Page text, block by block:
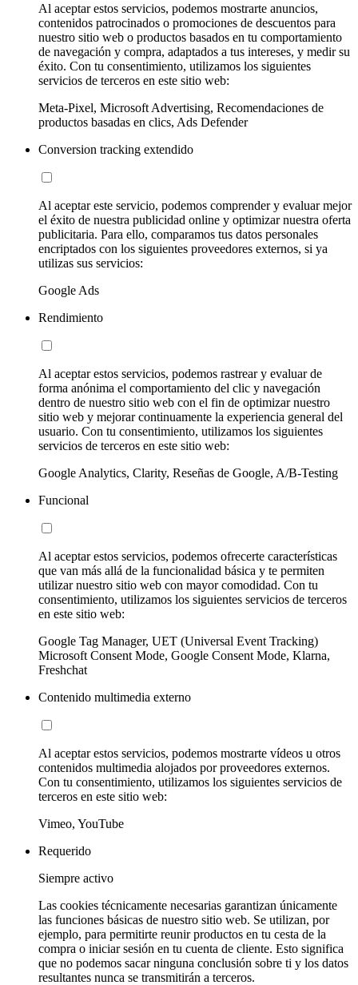
Al aceptar estos servicios, podemos mostrarte anuncios,
contenidos patrocinados o promociones de descuentos para
nuestro sitio web o productos basados en tu comportamiento
de navegación y compra, adaptados a tus intereses, y medir su
éxito. Con tu consentimiento, utilizamos los siguientes
servicios de terceros en este sitio web:
Meta-Pixel, Microsoft Advertising, Recomendaciones de
productos basadas en clics, Ads Defender
Conversion tracking extendido
Al aceptar este servicio, podemos comprender y evaluar mejor
el éxito de nuestra publicidad online y optimizar nuestra oferta
publicitaria. Para ello, comparamos tus datos personales
encriptados con los siguientes proveedores externos, si ya
utilizas sus servicios:
Google Ads
Rendimiento
Al aceptar estos servicios, podemos rastrear y evaluar de
forma anónima el comportamiento del clic y navegación
dentro de nuestro sitio web con el fin de optimizar nuestro
sitio web y mejorar continuamente la experiencia general del
usuario. Con tu consentimiento, utilizamos los siguientes
servicios de terceros en este sitio web:
Google Analytics, Clarity, Reseñas de Google, A/B-Testing
Funcional
Al aceptar estos servicios, podemos ofrecerte características
que van más allá de la funcionalidad básica y te permiten
utilizar nuestro sitio web con mayor comodidad. Con tu
consentimiento, utilizamos los siguientes servicios de terceros
en este sitio web:
Google Tag Manager, UET (Universal Event Tracking)
Microsoft Consent Mode, Google Consent Mode, Klarna,
Freshchat
Contenido multimedia externo
Al aceptar estos servicios, podemos mostrarte vídeos u otros
contenidos multimedia alojados por proveedores externos.
Con tu consentimiento, utilizamos los siguientes servicios de
terceros en este sitio web:
Vimeo, YouTube
Requerido
Siempre activo
Las cookies técnicamente necesarias garantizan únicamente
las funciones básicas de nuestro sitio web. Se utilizan, por
ejemplo, para permitirte reunir productos en tu cesta de la
compra o iniciar sesión en tu cuenta de cliente. Esto significa
que no podemos sacar ninguna conclusión sobre ti y los datos
resultantes nunca se transmitirán a terceros.